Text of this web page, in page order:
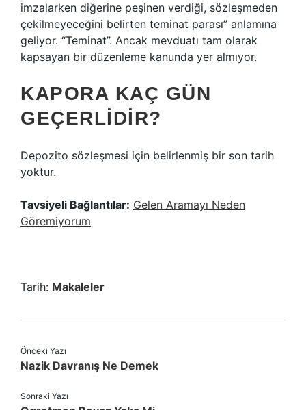
imzalarken diğerine peşinen verdiği, sözleşmeden
çekilmeyeceğini belirten teminat parası” anlamına
geliyor. “Teminat”. Ancak mevduatı tam olarak
kapsayan bir düzenleme kanunda yer almıyor.
KAPORA KAÇ GÜN
GEÇERLIDIR?
Depozito sözleşmesi için belirlenmiş bir son tarih
yoktur.
Tavsiyeli Bağlantılar: Gelen Aramayı Neden
Göremiyorum
Tarih: Makaleler
Önceki Yazı
Nazik Davranış Ne Demek
Sonraki Yazı